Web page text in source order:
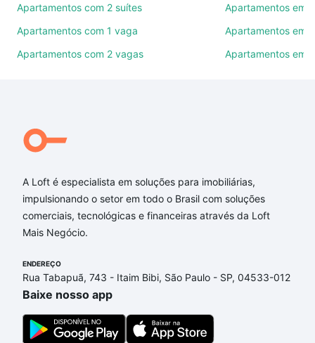
também pode usar os filtros como quantidade de
quartos, suítes, com ou sem vaga de garagem para
comodidades, como piscina, academia, salão de
Qual o preço de Apartamentos com 4 banheiros à
venda em Belo Horizonte, MG?
Aqui na Loft temos a oferta ideal para você, com
Apartamentos com 4 banheiros à venda em Belo
Horizonte, MG que custam a partir de R$ 0 e com
nossas opções de financiamento imobiliário as
ainda tem alguma dúvida dos custos envolvidos no
processo de compra, veja em nosso portal quanto
custa comprar um apartamento
gente para comprar o imóvel dos seus sonhos com
segurança e conforto. Loft, com você até as
Apartamentos com 2 suítes
Apartamentos com 1 vaga
Apartamentos com 2 vagas
Apartamentos em
Apartamentos em
Apartamentos em
A Loft é especialista em soluções para imobiliárias,
impulsionando o setor em todo o Brasil com soluções
comerciais, tecnológicas e financeiras através da Loft
Mais Negócio.
ENDEREÇO
Rua Tabapuã, 743 - Itaim Bibi, São Paulo - SP, 04533-012
Baixe nosso app